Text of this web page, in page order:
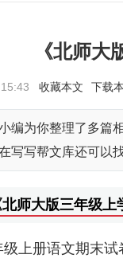
《北师大
收藏本文 下载
编为你整理了多篇
写写帮文库还可以
师大版三年级上
上册语文期末试